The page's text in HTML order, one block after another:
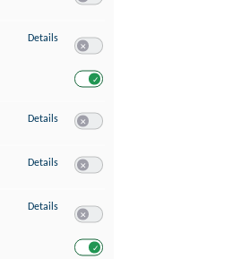
Details zu Verwendung reduzierter Daten zur
Details zu Erstellung von Profilen für
Details zu Verwendung von Profilen zur Auswahl
Details zu Messung der Werbeleistung